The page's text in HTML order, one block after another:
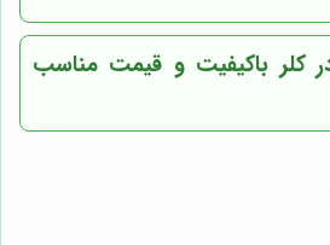
کلر باکیفیت و قیمت مناسب